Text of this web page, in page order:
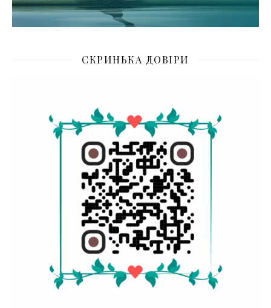
СКРИНЬКА ДОВІРИ